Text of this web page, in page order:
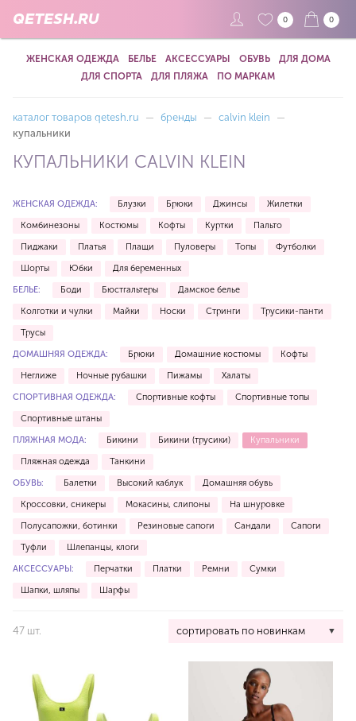
QETESH.RU 0 0
ЖЕНСКАЯ ОДЕЖДА БЕЛЬЕ АКСЕССУАРЫ ОБУВЬ
ДЛЯ ДОМА
ДЛЯ СПОРТА
ДЛЯ ПЛЯЖА ПО МАРКАМ
каталог товаров qetesh.ru — бренды — calvin klein
—
купальники
КУПАЛЬНИКИ CALVIN KLEIN
ЖЕНСКАЯ ОДЕЖДА: Блузки Брюки Джинсы Жилетки
Комбинезоны Костюмы Кофты Куртки Пальто
Пиджаки Платья Плащи Пуловеры Топы Футболки
Шорты Юбки Для беременных
БЕЛЬЕ: Боди Бюстгальтеры Дамское белье
Колготки и чулки Майки Носки Стринги Трусики-панти
Трусы
ДОМАШНЯЯ ОДЕЖДА: Брюки Домашние костюмы Кофты
Неглиже Ночные рубашки Пижамы Халаты
СПОРТИВНАЯ ОДЕЖДА: Спортивные кофты Спортивные топы
Спортивные штаны
ПЛЯЖНАЯ МОДА: Бикини Бикини (трусики) Купальники
Пляжная одежда Танкини
ОБУВЬ: Балетки Высокий каблук Домашняя обувь
Кроссовки, сникеры Мокасины, слипоны На шнуровке
Полусапожки, ботинки Резиновые сапоги Сандали Сапоги
Туфли Шлепанцы, клоги
АКСЕССУАРЫ: Перчатки Платки Ремни Сумки
Шапки, шляпы Шарфы
47 шт. сортировать по новинкам